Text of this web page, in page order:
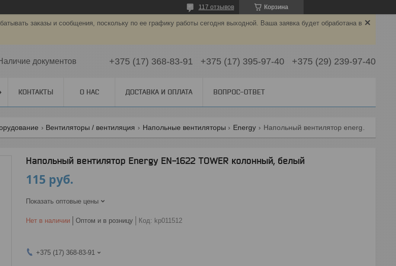
Корзина
117 отзывов
заказы и сообщения, поскольку по ее графику работы сегодня выходной. Ваша заявка будет обработана в
документов +375 (17) 368-83-91 +375 (17) 395-97-40 +375 (29) 239-97-40
КОНТАКТЫ О НАС ДОСТАВКА И ОПЛАТА ВОПРОС-ОТВЕТ
Вентиляторы / вентиляция Напольные вентиляторы Energy
Напольный вентилятор Energy EN-1622 TOWER колонный, белый
115 руб.
Показать оптовые цены
Нет в наличии Оптом и в розницу Код: kp011512
+375 (17) 368-83-91